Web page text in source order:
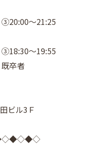
～21:25
～19:55
卒者
ビル3Ｆ